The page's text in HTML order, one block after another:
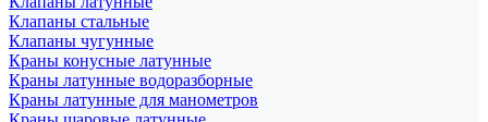
Клапаны стальные
Клапаны чугунные
Краны конусные латунные
Краны латунные водоразборные
Краны латунные для манометров